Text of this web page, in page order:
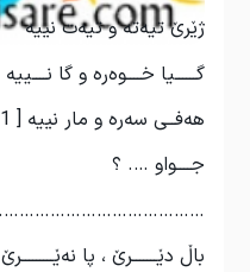
ژێرێ تیەتە و تیەت نییە
گــــــیا خــــوەرە و گا نــــییە
هەفــی سەرە و مار نییە [ 1 ]
جــــواو …. ؟
باڵ دێـــــــرێ ، پا نەێـــــــــرێ